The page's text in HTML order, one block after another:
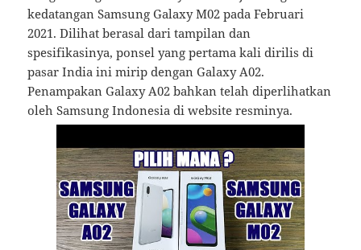
kedatangan Samsung Galaxy M02 pada Februari
2021. Dilihat berasal dari tampilan dan
spesifikasinya, ponsel yang pertama kali dirilis di
pasar India ini mirip dengan Galaxy A02.
Penampakan Galaxy A02 bahkan telah diperlihatkan
oleh Samsung Indonesia di website resminya.